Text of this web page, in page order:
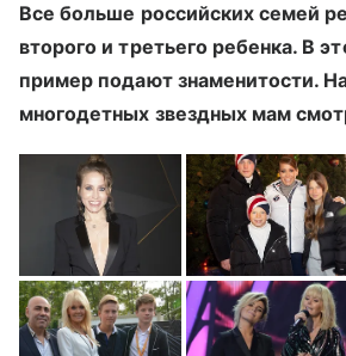
Все больше российских семей
второго и третьего ребенка. В
пример подают знаменитости.
многодетных звездных мам